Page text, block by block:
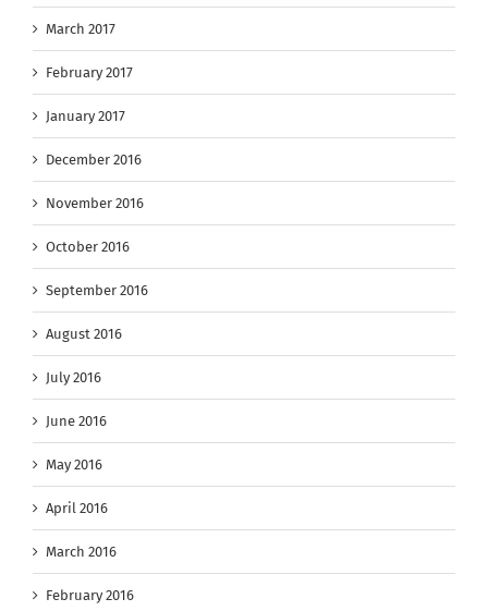
March 2017
February 2017
January 2017
December 2016
November 2016
October 2016
September 2016
August 2016
July 2016
June 2016
May 2016
April 2016
March 2016
February 2016